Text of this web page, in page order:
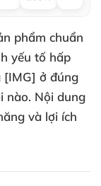
phẩm chuẩn
yếu tố hấp
[IMG] ở đúng
nào. Nội dung
và lợi ích